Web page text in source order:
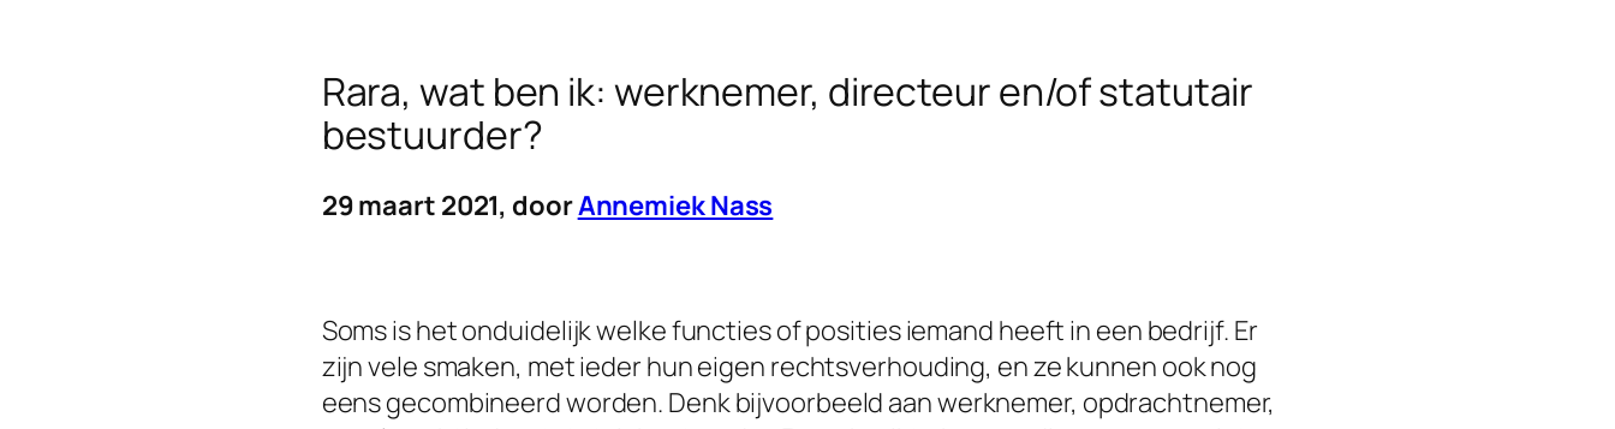
Rara, wat ben ik: werknemer, directeur en/of statutair
bestuurder?
29 maart 2021, doorAnnemiek Nass
Soms is het onduidelijk welke functies of posities iemand heeft in een bedrijf. Er
zijn vele smaken, met ieder hun eigen rechtsverhouding, en ze kunnen ook nog
eens gecombineerd worden. Denk bijvoorbeeld aan werknemer, opdrachtnemer,